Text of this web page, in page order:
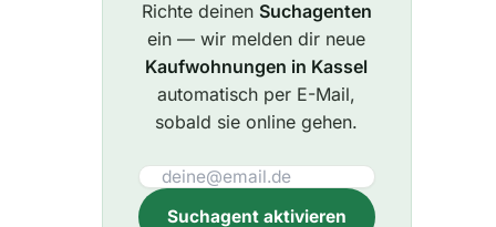
Richte deinen Suchagenten
ein — wir melden dir neue
Kaufwohnungen in Kassel
automatisch per E-Mail,
sobald sie online gehen.
Suchagent aktivieren